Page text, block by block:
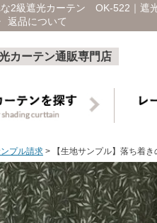
2級遮光カーテン OK-522｜遮
返品について
カーテン通販専門店
プル請求 【生地サンプル】落ち着